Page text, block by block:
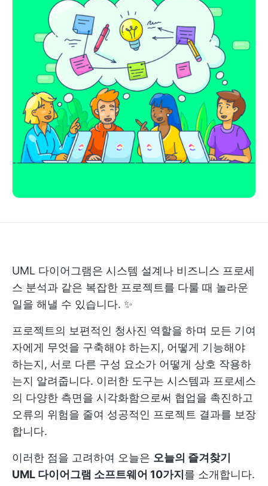
UML 다이어그램은 시스템 설계나 비즈니스 프로세
스 분석과 같은 복잡한 프로젝트를 다룰 때 놀라운
일을 해낼 수 있습니다. ✨
프로젝트의 보편적인 청사진 역할을 하며 모든 기여
자에게 무엇을 구축해야 하는지, 어떻게 기능해야
하는지, 서로 다른 구성 요소가 어떻게 상호 작용하
는지 알려줍니다. 이러한 도구는 시스템과 프로세스
의 다양한 측면을 시각화함으로써 협업을 촉진하고
오류의 위험을 줄여 성공적인 프로젝트 결과를 보장
합니다.
이러한 점을 고려하여 오늘은 오늘의 즐겨찾기
UML 다이어그램 소프트웨어 10가지 를 소개합니다.